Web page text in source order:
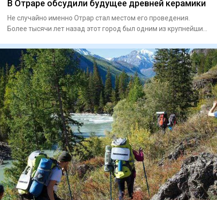
В Отраре обсудили будущее древней керамики
Не случайно именно Отрар стал местом его проведения.
Более тысячи лет назад этот город был одним из крупнейших